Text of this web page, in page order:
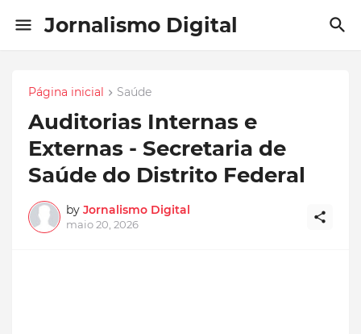
Jornalismo Digital
Página inicial Saúde
Auditorias Internas e
Externas - Secretaria de
Saúde do Distrito Federal
by Jornalismo Digital
maio 20, 2026